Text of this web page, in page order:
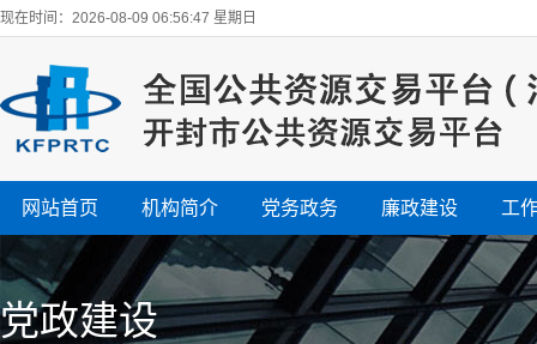
现在时间：2026-08-09 06:56:48 星期日
网站首页 机构简介 党务政务 廉政建设 工
党政建设